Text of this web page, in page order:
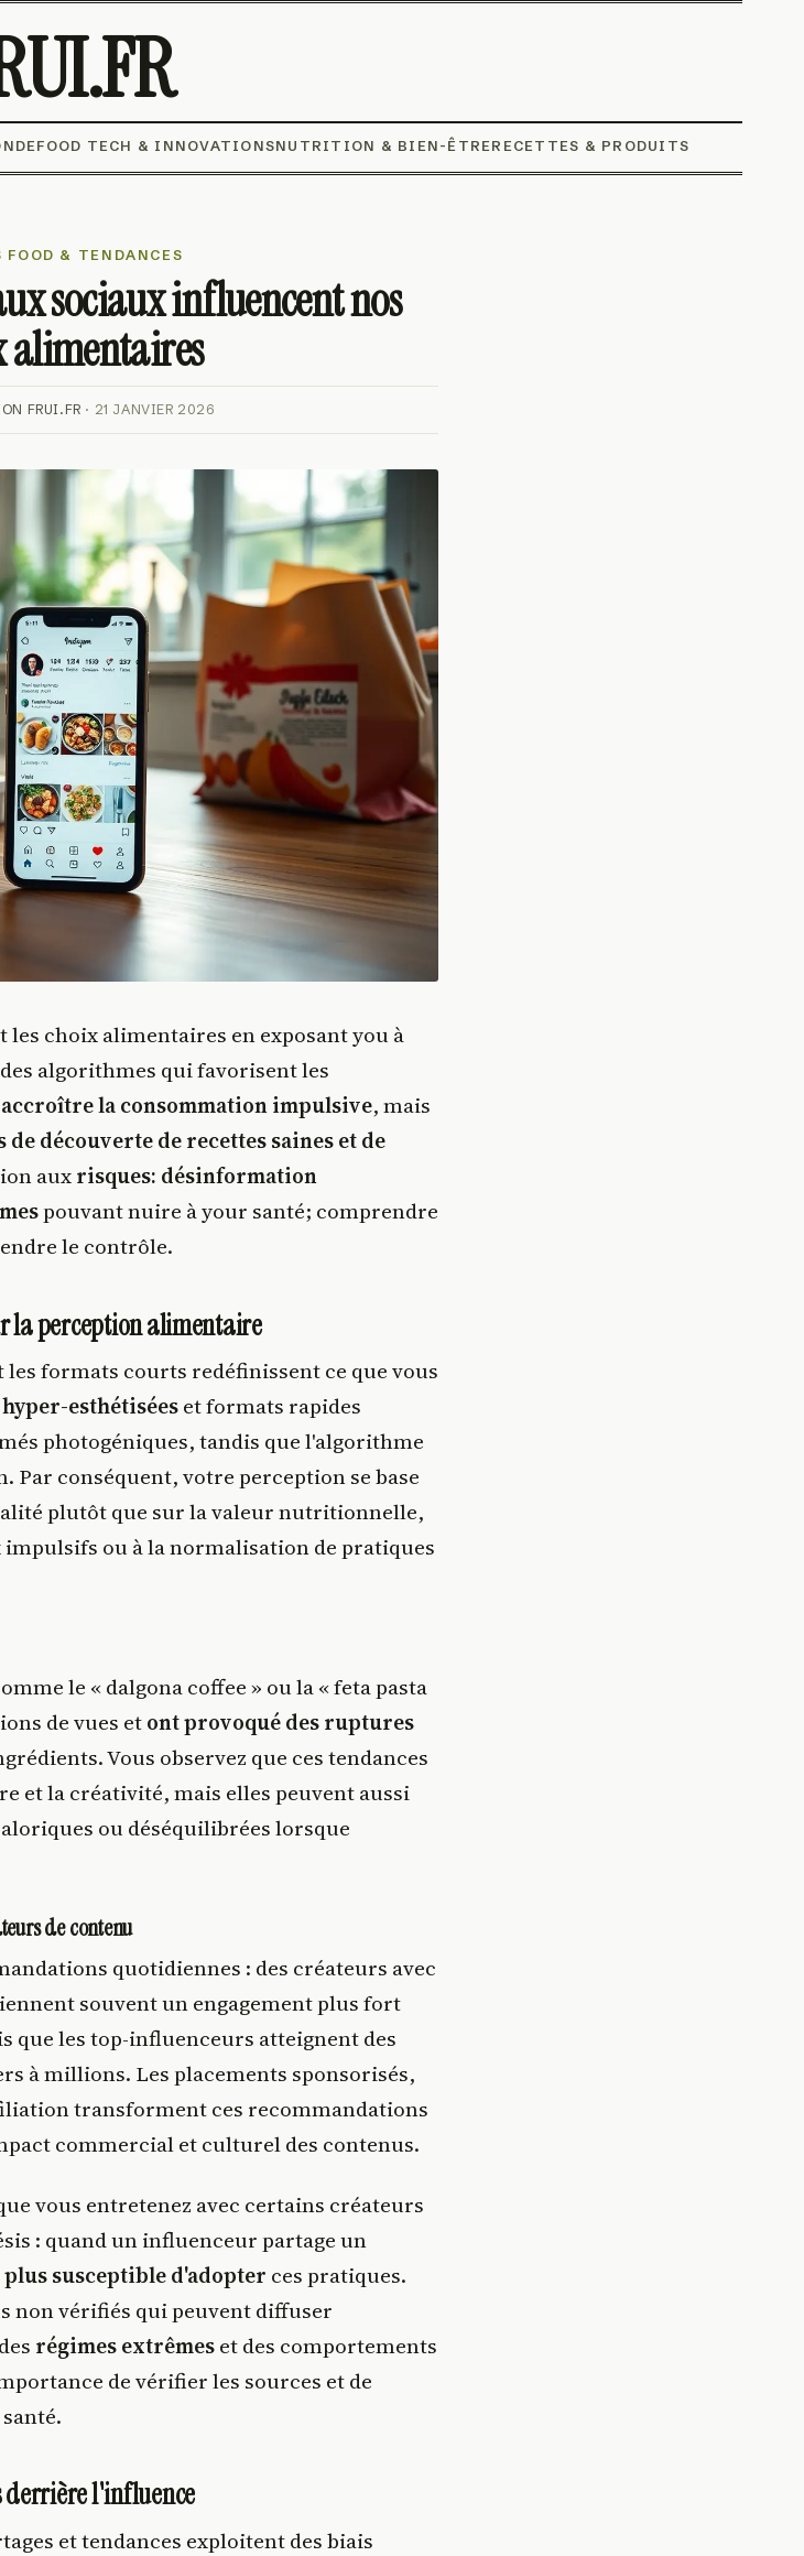
FOOD TECH & INNOVATIONSNUTRITION & BIEN-ÊTRE RECETTES & PRODUITS
FOOD & TENDANCES
sociaux influencent nos
alimentaires
FRUI.FR · 21 JANVIER 2026
les choix alimentaires en exposant you à
algorithmes qui favorisent les
la consommation impulsive, mais
découverte de recettes saines et de
auxrisques: désinformation
pouvant nuire à your santé; comprendre
le contrôle.
la perception alimentaire
les formats courts redéfinissent ce que vous
esthétiséeset formats rapides
photogéniques, tandis que l'algorithme
conséquent, votre perception se base
plutôt que sur la valeur nutritionnelle,
ou à la normalisation de pratiques
le « dalgona coffee » ou la « feta pasta
de vues etont provoqué des ruptures
Vous observez que ces tendances
et la créativité, mais elles peuvent aussi
ou déséquilibrées lorsque
de contenu
quotidiennes : des créateurs avec
souvent un engagement plus fort
que les top-influenceurs atteignent des
à millions. Les placements sponsorisés,
transforment ces recommandations
commercial et culturel des contenus.
vous entretenez avec certains créateurs
: quand un influenceur partage un
plus susceptible d'adopter ces pratiques.
non vérifiés qui peuvent diffuser
régimes extrêmeset des comportements
de vérifier les sources et de
derrière l'influence
et tendances exploitent des biais